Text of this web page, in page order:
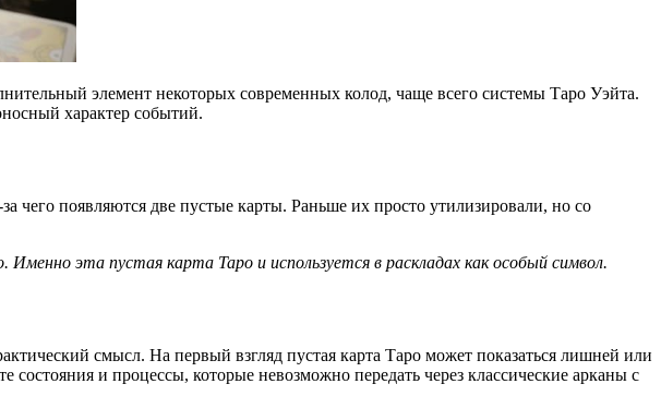
элемент некоторых современных колод, чаще всего системы Таро Уэйта.
характер событий.
чего появляются две пустые карты. Раньше их просто утилизировали, но со
Именно эта пустая карта Таро и используется в раскладах как особый символ.
смысл. На первый взгляд пустая карта Таро может показаться лишней или
состояния и процессы, которые невозможно передать через классические арканы с